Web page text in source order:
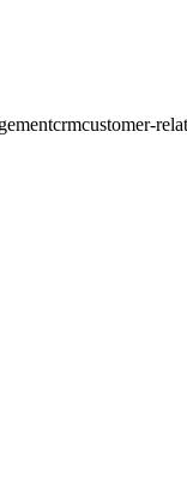
crmcustomer-